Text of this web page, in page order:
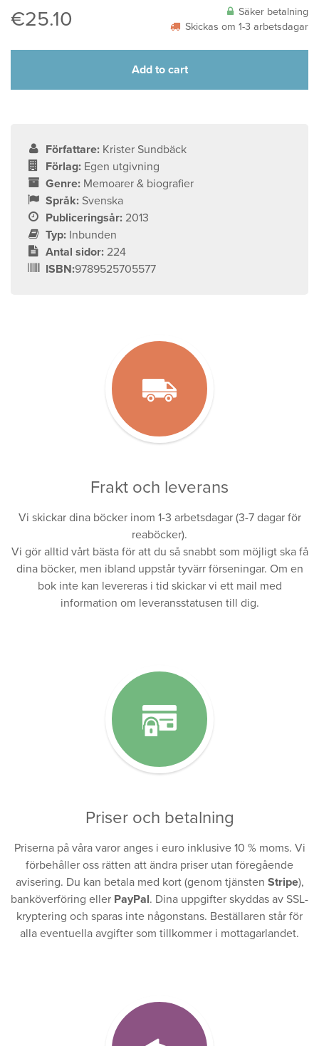
€25.10
Säker betalning
Skickas om 1-3 arbetsdagar
Add to cart
Författare: Krister Sundbäck
Förlag: Egen utgivning
Genre: Memoarer & biografier
Språk: Svenska
Publiceringsår: 2013
Typ: Inbunden
Antal sidor: 224
ISBN:9789525705577
Frakt och leverans
Vi skickar dina böcker inom 1-3 arbetsdagar (3-7 dagar för
reaböcker).
Vi gör alltid vårt bästa för att du så snabbt som möjligt ska få
dina böcker, men ibland uppstår tyvärr förseningar. Om en
bok inte kan levereras i tid skickar vi ett mail med
information om leveransstatusen till dig.
Priser och betalning
Priserna på våra varor anges i euro inklusive 10 % moms. Vi
förbehåller oss rätten att ändra priser utan föregående
avisering. Du kan betala med kort (genom tjänsten Stripe),
banköverföring eller PayPal. Dina uppgifter skyddas av SSL-
kryptering och sparas inte någonstans. Beställaren står för
alla eventuella avgifter som tillkommer i mottagarlandet.